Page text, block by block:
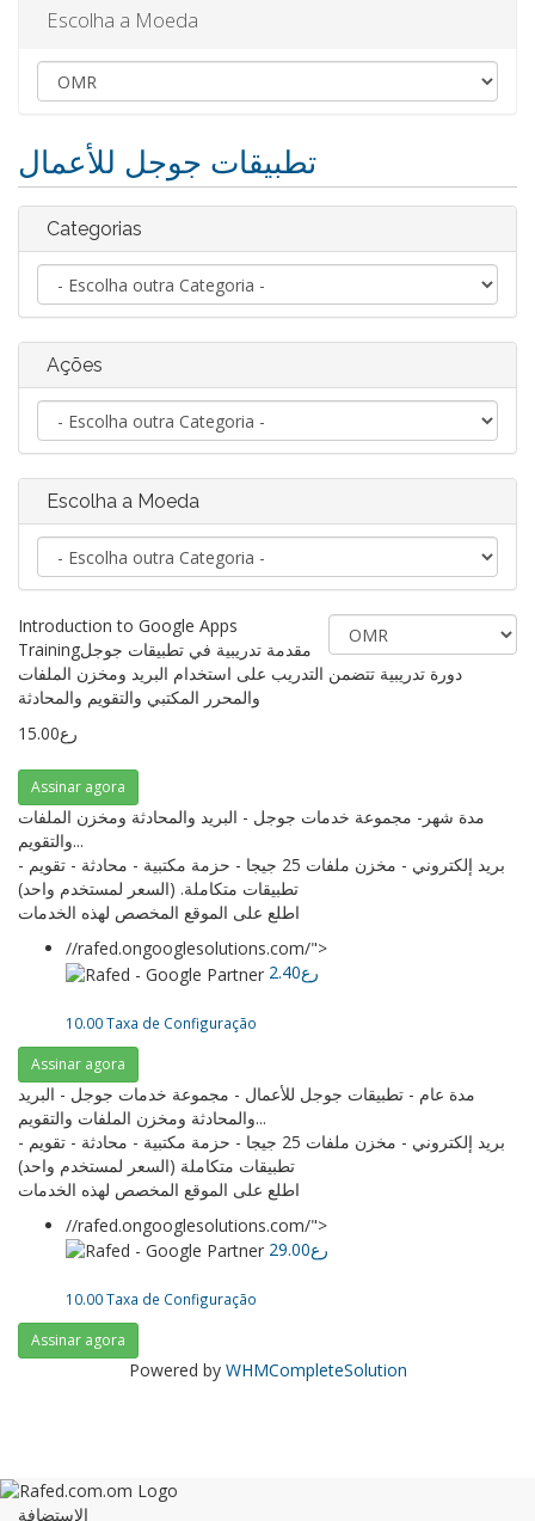
Escolha a Moeda
تطبيقات جوجل للأعمال
Categorias
Ações
Escolha a Moeda
Introduction to Google Apps
Trainingمقدمة تدريبية في تطبيقات جوجل
دورة تدريبية تتضمن التدريب على استخدام البريد ومخزن الملفات
والمحرر المكتبي والتقويم والمحادثة
15.00رع
Assinar agora
مدة شهر- مجموعة خدمات جوجل - البريد والمحادثة ومخزن الملفات
والتقويم...
بريد إلكتروني - مخزن ملفات 25 جيجا - حزمة مكتبية - محادثة - تقويم -
تطبيقات متكاملة. (السعر لمستخدم واحد)
اطلع على الموقع المخصص لهذه الخدمات
//rafed.ongooglesolutions.com/">
2.40رع
10.00 Taxa de Configuração
Assinar agora
مدة عام - تطبيقات جوجل للأعمال - مجموعة خدمات جوجل - البريد
والمحادثة ومخزن الملفات والتقويم...
بريد إلكتروني - مخزن ملفات 25 جيجا - حزمة مكتبية - محادثة - تقويم -
تطبيقات متكاملة (السعر لمستخدم واحد)
اطلع على الموقع المخصص لهذه الخدمات
//rafed.ongooglesolutions.com/">
29.00رع
10.00 Taxa de Configuração
Assinar agora
Powered by WHMCompleteSolution
الاستضافة